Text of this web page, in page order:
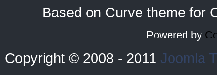
Based on Curve theme for
Powered by
Copyright © 2008 - 2011 Joomla